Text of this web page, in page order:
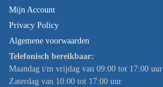
Mijn Account
Privacy Policy
Algemene voorwaarden
Telefonisch bereikbaar:
Maandag t/m vrijdag van 09:00 tot 17:00 uur
Zaterdag van 10:00 tot 17:00 uur